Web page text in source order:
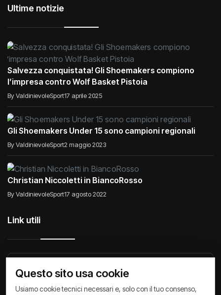
Ultime notizie
Salvezza conquistata! Gli Shoemakers compiono
l’impresa contro Wolf Basket Pistoia
By ValdinievoleSport17 aprile 2025
Gli Shoemakers Under 15 sono campioni regionali
By ValdinievoleSport2 maggio 2023
Christian Niccoletti in BiancoRosso
By ValdinievoleSport17 agosto 2022
Link utili
Raccontiamo di Noi Comunicati
Privacy Policy Cookie Policy Archivio News
Questo sito usa cookie
Usiamo cookie tecnici necessari e, solo con il tuo consenso,